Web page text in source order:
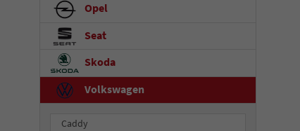
Opel
Seat
Skoda
Volkswagen
Caddy